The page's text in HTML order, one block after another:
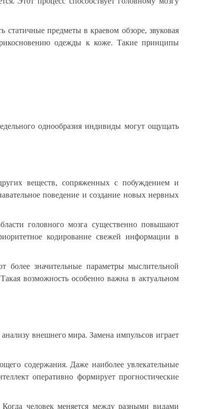
статичные предметы в краевом обзоре, звуковая
прикосновению одежды к коже. Такие принципы
однообразия индивиды могут ощущать
веществ, сопряженных с побуждением и
поведение и создание новых нервных
головного мозга существенно повышают
кодирование свежей информации в
значительные параметры мыслительной
возможность особенно важна в актуальном
внешнего мира. Замена импульсов играет
содержания. Даже наиболее увлекательные
оперативно формирует прогностические
человек меняется между разными видами